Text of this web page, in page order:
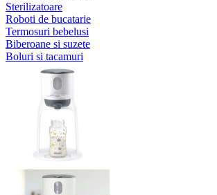
Sterilizatoare
Roboti de bucatarie
Termosuri bebelusi
Biberoane si suzete
Boluri si tacamuri